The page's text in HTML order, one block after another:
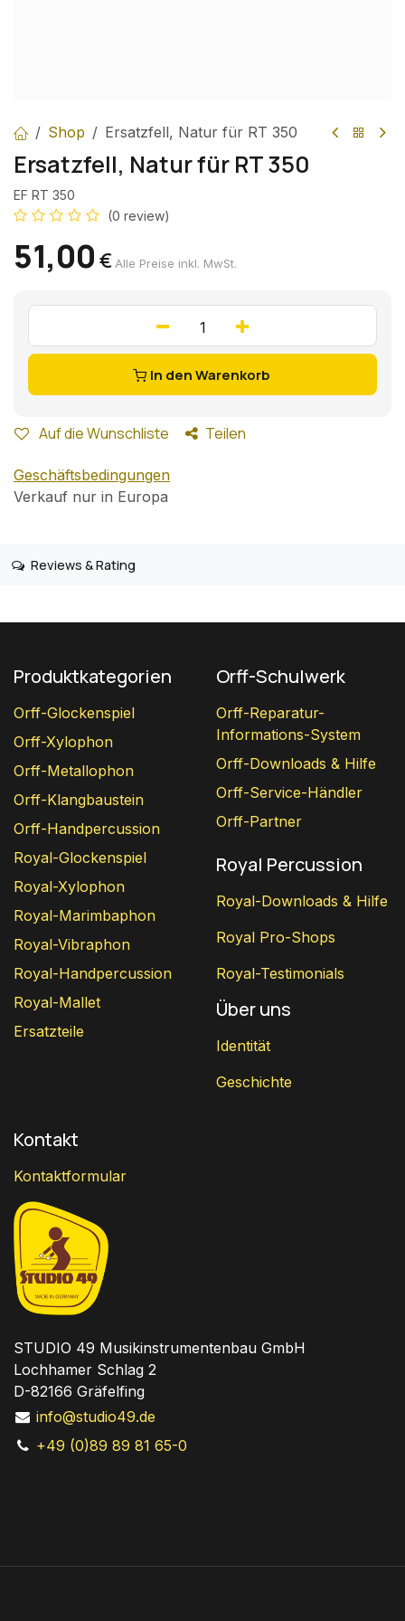
Shop Ersatzfell, Natur für RT 350
Ersatzfell, Natur für RT 350
EF RT 350
(0 review)
51,00 € Alle Preise inkl. MwSt.
In den Warenkorb
Auf die Wunschliste Teilen
Geschäftsbedingungen
Verkauf nur in Europa
Reviews & Rating
Produktkategorien
Orff-Glockenspiel
Orff-Xylophon
Orff-Metallophon
Orff-Klangbaustein
Orff-Handpercussion
Royal-Glockenspiel
Royal-Xylophon
Royal-Marimbaphon
Royal-Vibraphon
Royal-Handpercussion
Royal-Mallet
Ersatzteile
Orff-Schulwerk
Orff-Reparatur-
Informations-System
Orff-Downloads & Hilfe
Orff-Service-Händler
Orff-Partner
Royal Percussion
Royal-Downloads & Hilfe
Royal Pro-Shops
Royal-Testimonials
Über uns
Identität
Geschichte
Kontakt
Kontaktformular
STUDIO 49 Musikinstrumentenbau GmbH
Lochhamer Schlag 2
D-82166 Gräfelfing
info@studio49.de
+49 (0)89 89 81 65-0